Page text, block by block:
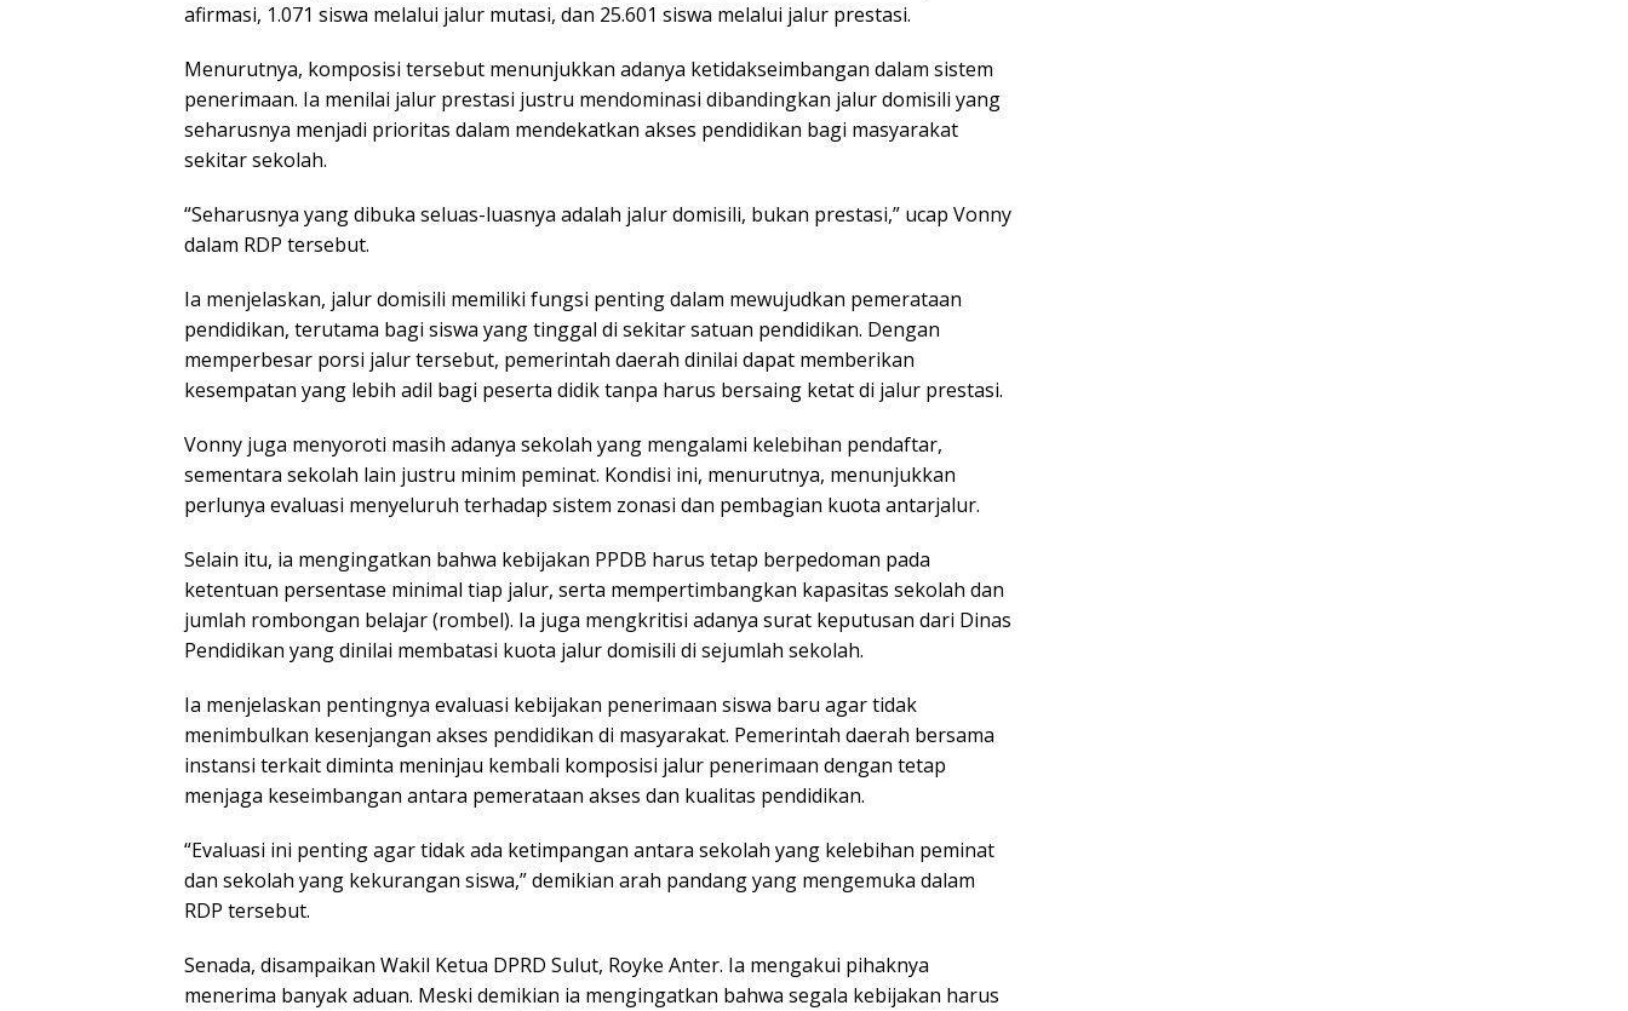
afirmasi, 1.071 siswa melalui jalur mutasi, dan 25.601 siswa melalui jalur prestasi.
Menurutnya, komposisi tersebut menunjukkan adanya ketidakseimbangan dalam sistem
penerimaan. Ia menilai jalur prestasi justru mendominasi dibandingkan jalur domisili yang
seharusnya menjadi prioritas dalam mendekatkan akses pendidikan bagi masyarakat
sekitar sekolah.
“Seharusnya yang dibuka seluas-luasnya adalah jalur domisili, bukan prestasi,” ucap Vonny
dalam RDP tersebut.
Ia menjelaskan, jalur domisili memiliki fungsi penting dalam mewujudkan pemerataan
pendidikan, terutama bagi siswa yang tinggal di sekitar satuan pendidikan. Dengan
memperbesar porsi jalur tersebut, pemerintah daerah dinilai dapat memberikan
kesempatan yang lebih adil bagi peserta didik tanpa harus bersaing ketat di jalur prestasi.
Vonny juga menyoroti masih adanya sekolah yang mengalami kelebihan pendaftar,
sementara sekolah lain justru minim peminat. Kondisi ini, menurutnya, menunjukkan
perlunya evaluasi menyeluruh terhadap sistem zonasi dan pembagian kuota antarjalur.
Selain itu, ia mengingatkan bahwa kebijakan PPDB harus tetap berpedoman pada
ketentuan persentase minimal tiap jalur, serta mempertimbangkan kapasitas sekolah dan
jumlah rombongan belajar (rombel). Ia juga mengkritisi adanya surat keputusan dari Dinas
Pendidikan yang dinilai membatasi kuota jalur domisili di sejumlah sekolah.
Ia menjelaskan pentingnya evaluasi kebijakan penerimaan siswa baru agar tidak
menimbulkan kesenjangan akses pendidikan di masyarakat. Pemerintah daerah bersama
instansi terkait diminta meninjau kembali komposisi jalur penerimaan dengan tetap
menjaga keseimbangan antara pemerataan akses dan kualitas pendidikan.
“Evaluasi ini penting agar tidak ada ketimpangan antara sekolah yang kelebihan peminat
dan sekolah yang kekurangan siswa,” demikian arah pandang yang mengemuka dalam
RDP tersebut.
Senada, disampaikan Wakil Ketua DPRD Sulut, Royke Anter. Ia mengakui pihaknya
menerima banyak aduan. Meski demikian ia mengingatkan bahwa segala kebijakan harus